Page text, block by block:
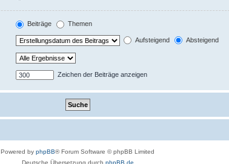
Beiträge Themen
Aufsteigend Absteigend
Zeichen der Beiträge anzeigen
Powered by phpBB® Forum Software © phpBB Limited
Deutsche Übersetzung durch phpBB.de